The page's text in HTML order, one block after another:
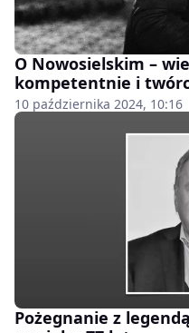
O Nowosielskim –
kompetentnie i
10 października 2024, 10:16
Pożegnanie z